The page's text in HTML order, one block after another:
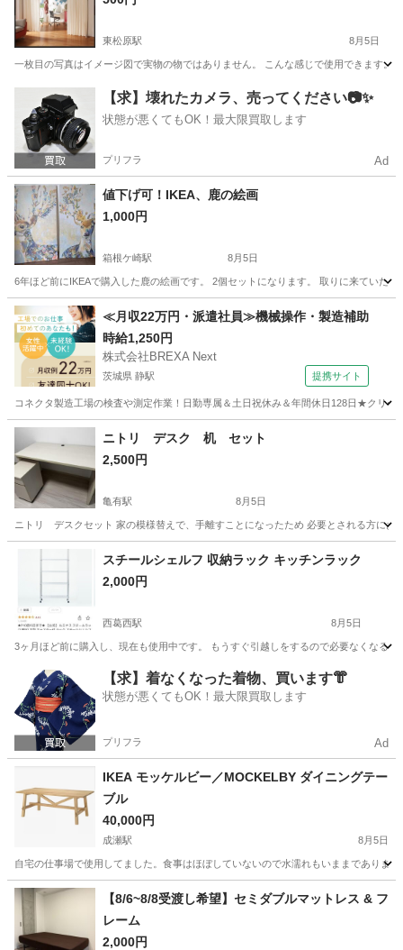
東松原駅 8月5日
一枚目の写真はイメージ図で実物の物ではありません。 こんな感じで使用できます
東松原駅 その他
【求】壊れたカメラ、売ってください📷✨
状態が悪くてもOK！最大限買取します
プリフラ Ad
値下げ可！IKEA、鹿の絵画
1,000円
箱根ケ崎駅 8月5日
6年ほど前にIKEAで購入した鹿の絵画です。 2個セットになります。 取りに来ていただ
東京 武蔵村山市 箱根ケ崎駅 インテリア雑貨/小物 IKEA
≪月収22万円・派遣社員≫機械操作・製造補助
時給1,250円
株式会社BREXA Next
茨城県 静駅 提携サイト
コネクタ製造工場の検査や測定作業！日勤専属＆土日祝休み＆年間休日128日★クリ
茨城 常陸大宮市 静駅 その他
ニトリ デスク 机 セット
2,500円
亀有駅 8月5日
ニトリ デスクセット 家の模様替えで、手離すことになったため 必要とされる方に
東京 葛飾区 亀有駅 オフィス用家具
スチールシェルフ 収納ラック キッチンラック
2,000円
西葛西駅 8月5日
3ヶ月ほど前に購入し、現在も使用中です。 もうすぐ引越しをするので必要なくなる
東京 江戸川区 西葛西駅 収納家具
【求】着なくなった着物、買います👘
状態が悪くてもOK！最大限買取します
プリフラ Ad
IKEA モッケルビー／MOCKELBY ダイニングテー
ブル
40,000円
成瀬駅 8月5日
自宅の仕事場で使用してました。食事はほぼしていないので水濡れもいままでありま
東京 町田市 テーブル
【8/6~8/8受渡し希望】セミダブルマットレス & フ
レーム
2,000円